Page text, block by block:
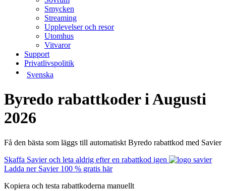
Smycken
Streaming
Upplevelser och resor
Utomhus
Vitvaror
Support
Privatlivspolitik
Svenska
Byredo rabattkoder i Augusti
2026
Få den bästa som läggs till automatiskt Byredo rabattkod med Savier
Skaffa Savier och leta aldrig efter en rabattkod igen
Ladda ner Savier 100 % gratis här
Kopiera och testa rabattkoderna manuellt